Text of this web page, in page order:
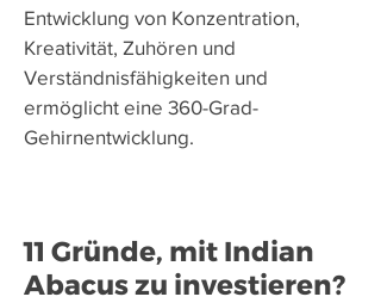
Entwicklung von Konzentration,
Kreativität, Zuhören und
Verständnisfähigkeiten und
ermöglicht eine 360-Grad-
Gehirnentwicklung.
11 Gründe, mit Indian
Abacus zu investieren?